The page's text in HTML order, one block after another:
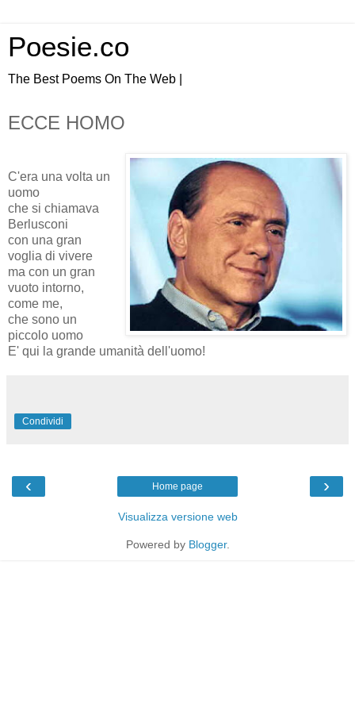
Poesie.co
The Best Poems On The Web |
ECCE HOMO
C'era una volta un
uomo
che si chiamava
Berlusconi
con una gran
voglia di vivere
ma con un gran
vuoto intorno,
come me,
che sono un
piccolo uomo
E' qui la grande umanità dell'uomo!
Condividi
‹ ›
Home page
Visualizza versione web
Powered by Blogger.